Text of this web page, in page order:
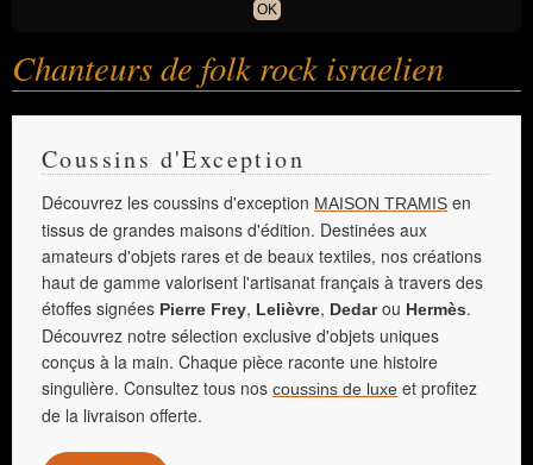
OK
Chanteurs de folk rock israelien
Coussins d'Exception
Découvrez les coussins d'exception MAISON TRAMIS en
tissus de grandes maisons d'édition. Destinées aux
amateurs d'objets rares et de beaux textiles, nos créations
haut de gamme valorisent l'artisanat français à travers des
étoffes signées Pierre Frey, Lelièvre, Dedarou Hermès.
Découvrez notre sélection exclusive d'objets uniques
conçus à la main. Chaque pièce raconte une histoire
singulière. Consultez tous nos coussins de luxe et profitez
de la livraison offerte.